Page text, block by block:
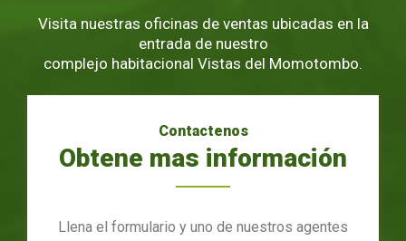
Visita nuestras oficinas de ventas ubicadas en la
entrada de nuestro
complejo habitacional Vistas del Momotombo.
Contactenos
Obtene mas información
Llena el formulario y uno de nuestros agentes